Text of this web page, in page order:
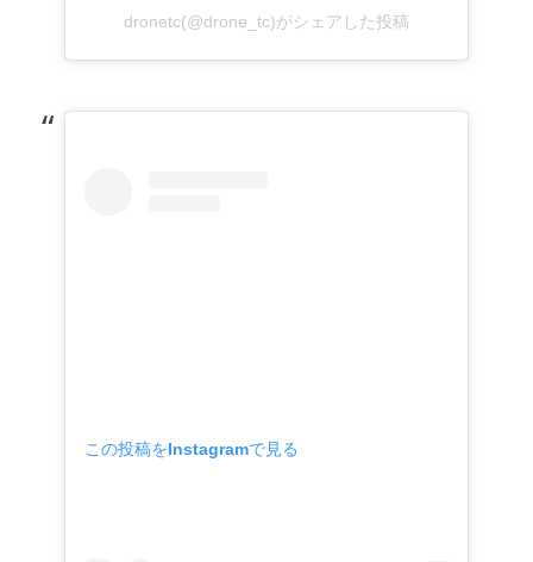
dronetc(@drone_tc)がシェアした投稿
この投稿をInstagramで見る